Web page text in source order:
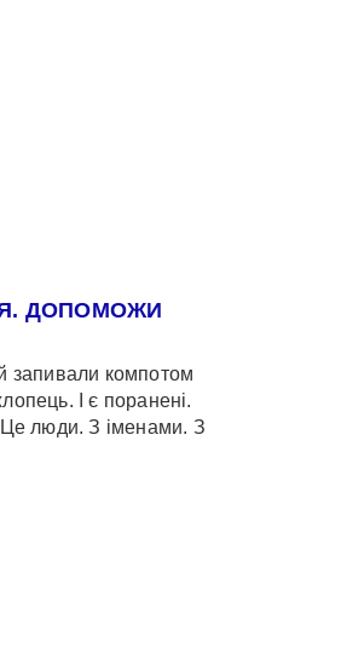
ДОПОМОЖИ
запивали компотом
І є поранені.
Це люди. З іменами. З